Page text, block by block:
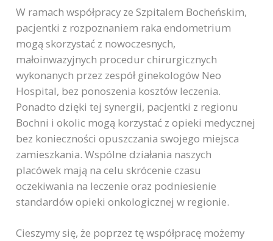
W ramach współpracy ze Szpitalem Bocheńskim,
pacjentki z rozpoznaniem raka endometrium
mogą skorzystać z nowoczesnych,
małoinwazyjnych procedur chirurgicznych
wykonanych przez zespół ginekologów Neo
Hospital, bez ponoszenia kosztów leczenia.
Ponadto dzięki tej synergii, pacjentki z regionu
Bochni i okolic mogą korzystać z opieki medycznej
bez konieczności opuszczania swojego miejsca
zamieszkania. Wspólne działania naszych
placówek mają na celu skrócenie czasu
oczekiwania na leczenie oraz podniesienie
standardów opieki onkologicznej w regionie.
Cieszymy się, że poprzez tę współpracę możemy